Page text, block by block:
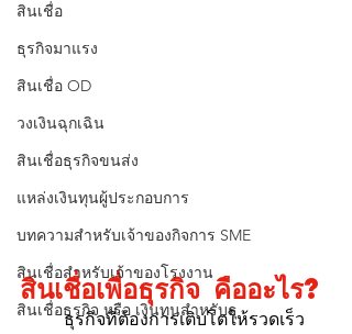
สินเชื่อ
ธุรกิจมาแรง
สินเชื่อ OD
วงเงินฉุกเฉิน
สินเชื่อธุรกิจขนส่ง
แหล่งเงินทุนผู้ประกอบการ
บทความสำหรับเจ้าของกิจการ SME
สินเชื่อสำหรับเจ้าของโรงงาน
สินเชื่อธุรกิจ หรือ เงินทุนสำหรับธุ
สินเชื่อเพื่อธุรกิจ คืออะไร?
	ธุรกิจที่ต้องการเติบโตให้รวดเร็ว